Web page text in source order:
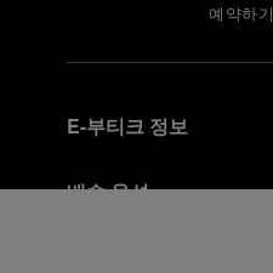
예약하
E-부티크 정보
배송 옵션